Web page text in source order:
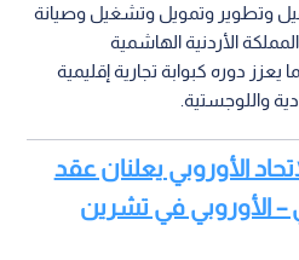
وتطوير وتمويل وتشغيل وصيانة
الأردنية الهاشمية
يعزز دوره كبوابة تجارية إقليمية
واللوجستية.
الأوروبي يعلنان عقد
– الأوروبي في تشرين